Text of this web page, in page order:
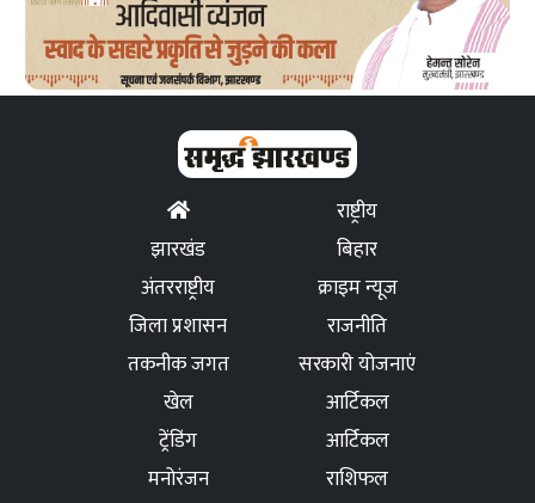
राष्ट्रीय
झारखंड
बिहार
अंतरराष्ट्रीय
क्राइम न्यूज
जिला प्रशासन
राजनीति
तकनीक जगत
सरकारी योजनाएं
खेल
आर्टिकल
ट्रेंडिंग
आर्टिकल
मनोरंजन
राशिफल